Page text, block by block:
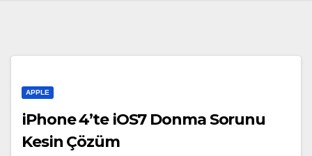
APPLE
iPhone 4’te iOS7 Donma Sorunu
Kesin Çözüm